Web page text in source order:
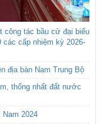
công tác bầu cử đại biểu
cấp nhiệm kỳ 2026-
địa bàn Nam Trung Bộ
thống nhất đất nước
Nam 2024